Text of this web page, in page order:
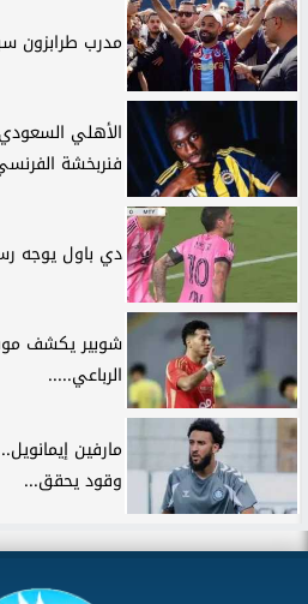
مدرب طرابزون
الأهلي
فنربخشة
دي باول يوجه
شوبير يكشف
الرباعي.....
مارفين
وقود يحقق...